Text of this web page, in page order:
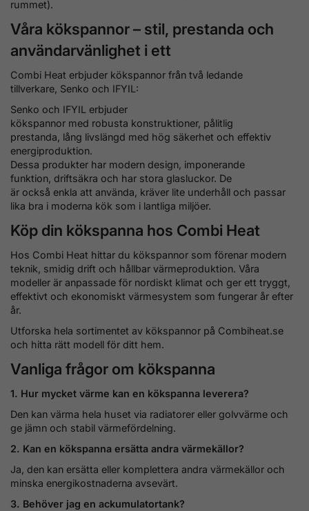
rummet).
Våra kökspannor – stil, prestanda och
användarvänlighet i ett
Combi Heat erbjuder kökspannor från två ledande
tillverkare, Senko och IFYIL:
Senko och IFYIL erbjuder
kökspannor med robusta konstruktioner, pålitlig
prestanda, lång livslängd med hög säkerhet och effektiv
energiproduktion.
Dessa produkter har modern design, imponerande
funktion, driftsäkra och har stora glasluckor. De
är också enkla att använda, kräver lite underhåll och passar
lika bra i moderna kök som i lantliga miljöer.
Köp din kökspanna hos Combi Heat
Hos Combi Heat hittar du kökspannor som förenar modern
teknik, smidig drift och hållbar värmeproduktion. Våra
modeller är anpassade för nordiskt klimat och ger ett tryggt,
effektivt och ekonomiskt värmesystem som fungerar år efter
år.
Utforska hela sortimentet av kökspannor på Combiheat.se
och hitta rätt modell för ditt hem.
Vanliga frågor om kökspanna
1. Hur mycket värme kan en kökspanna leverera?
Den kan värma hela huset via radiatorer eller golvvärme och
ge jämn och stabil värmefördelning.
2. Kan en kökspanna ersätta andra värmekällor?
Ja, den kan ersätta eller komplettera andra värmekällor och
minska energikostnaderna avsevärt.
3. Behöver jag en ackumulatortank?